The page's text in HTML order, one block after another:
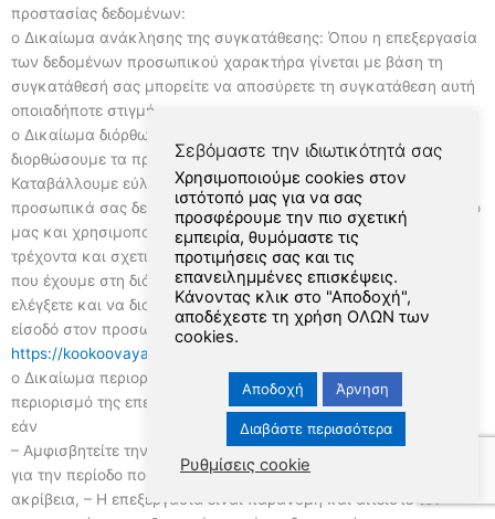
προστασίας δεδομένων:
o Δικαίωμα ανάκλησης της συγκατάθεσης: Όπου η επεξεργασία
των δεδομένων προσωπικού χαρακτήρα γίνεται με βάση τη
συγκατάθεσή σας μπορείτε να αποσύρετε τη συγκατάθεση αυτή
οποιαδήποτε στιγμή.
o Δικαίωμα διόρθωσης: Μπορείτε να μας ζητήσετε να
διορθώσουμε τα προσωπικά δεδομένα που σας αφορούν.
Καταβάλλουμε εύλογες προσπάθειες να διατηρήσουμε τα
προσωπικά σας δεδομένα που έχουμε στην κατοχή ή τον έλεγχό
μας και χρησιμοποιούνται σε συνεχή βάση, ακριβή, πλήρη,
τρέχοντα και σχετικά, με βάση τις πιο πρόσφατες πληροφορίες
που έχουμε στη διάθεσή μας. Έχετε επίσης τη δυνατότητα να
ελέγξετε και να διορθώσετε τα προσωπικά σας δεδομένα με την
είσοδό στον προσωπικό λογαριασμό που έχετε στο
https://kookoovaya.online/
o Δικαίωμα περιορισμού: Μπορείτε να μας ζητήσετε τον
περιορισμό της επεξεργασίας των προσωπικών σας δεδομένων,
εάν
– Αμφισβητείτε την ακρίβεια των προσωπικών σας δεδομένων
για την περίοδο που θα χρειαστεί να επαληθεύσουμε την
ακρίβεια, – Η επεξεργασία είναι παράνομη και αιτείστε τον
Σεβόμαστε την ιδιωτικότητά σας
Χρησιμοποιούμε cookies στον
ιστότοπό μας για να σας
προσφέρουμε την πιο σχετική
εμπειρία, θυμόμαστε τις
προτιμήσεις σας και τις
επανειλημμένες επισκέψεις.
Κάνοντας κλικ στο "Αποδοχή",
αποδέχεστε τη χρήση ΟΛΩΝ των
cookies.
Αποδοχή Άρνηση
Διαβάστε περισσότερα
Ρυθμίσεις cookie